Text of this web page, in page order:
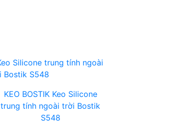
KEO BOSTIK Keo Silicone
trung tính ngoài trời Bostik
S548